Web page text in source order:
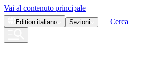
Vai al contenuto principale
Edition italiano Sezioni Cerca